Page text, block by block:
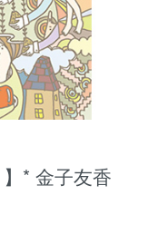
* 金子友香